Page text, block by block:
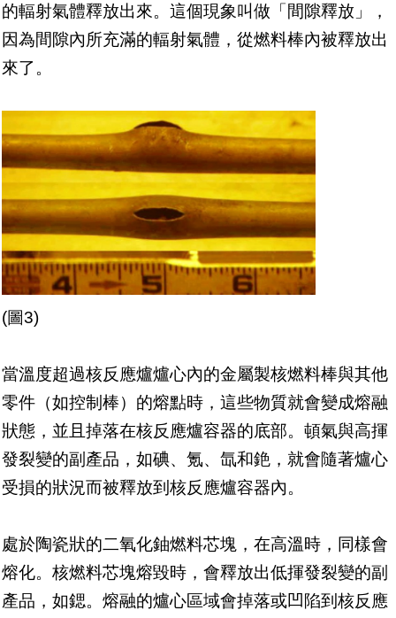
的輻射氣體釋放出來。這個現象叫做「間隙釋放」，
因為間隙內所充滿的輻射氣體，從燃料棒內被釋放出
來了。
(圖3)
當溫度超過核反應爐爐心內的金屬製核燃料棒與其他
零件（如控制棒）的熔點時，這些物質就會變成熔融
狀態，並且掉落在核反應爐容器的底部。頓氣與高揮
發裂變的副產品，如碘、氪、氙和銫，就會隨著爐心
受損的狀況而被釋放到核反應爐容器內。
處於陶瓷狀的二氧化鈾燃料芯塊，在高溫時，同樣會
熔化。核燃料芯塊熔毀時，會釋放出低揮發裂變的副
產品，如鍶。熔融的爐心區域會掉落或凹陷到核反應